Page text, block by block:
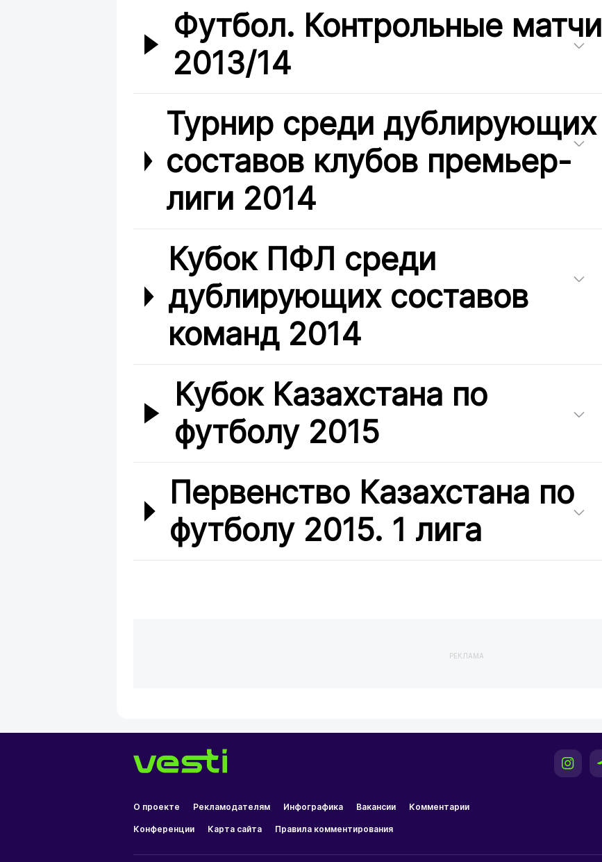
Футбол. Контрольные матчи
2013/14
Турнир среди дублирующих
составов клубов премьер-
лиги 2014
Кубок ПФЛ среди
дублирующих составов
команд 2014
Кубок Казахстана по
футболу 2015
Первенство Казахстана по
футболу 2015. 1 лига
РЕКЛАМА
О проекте Рекламодателям Инфографика Вакансии Комментарии
Конференции Карта сайта Правила комментирования